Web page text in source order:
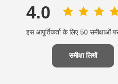
4.0
इस आपूर्तिकर्ता के लिए 50 समीक्षाओं
समीक्षा लिखें